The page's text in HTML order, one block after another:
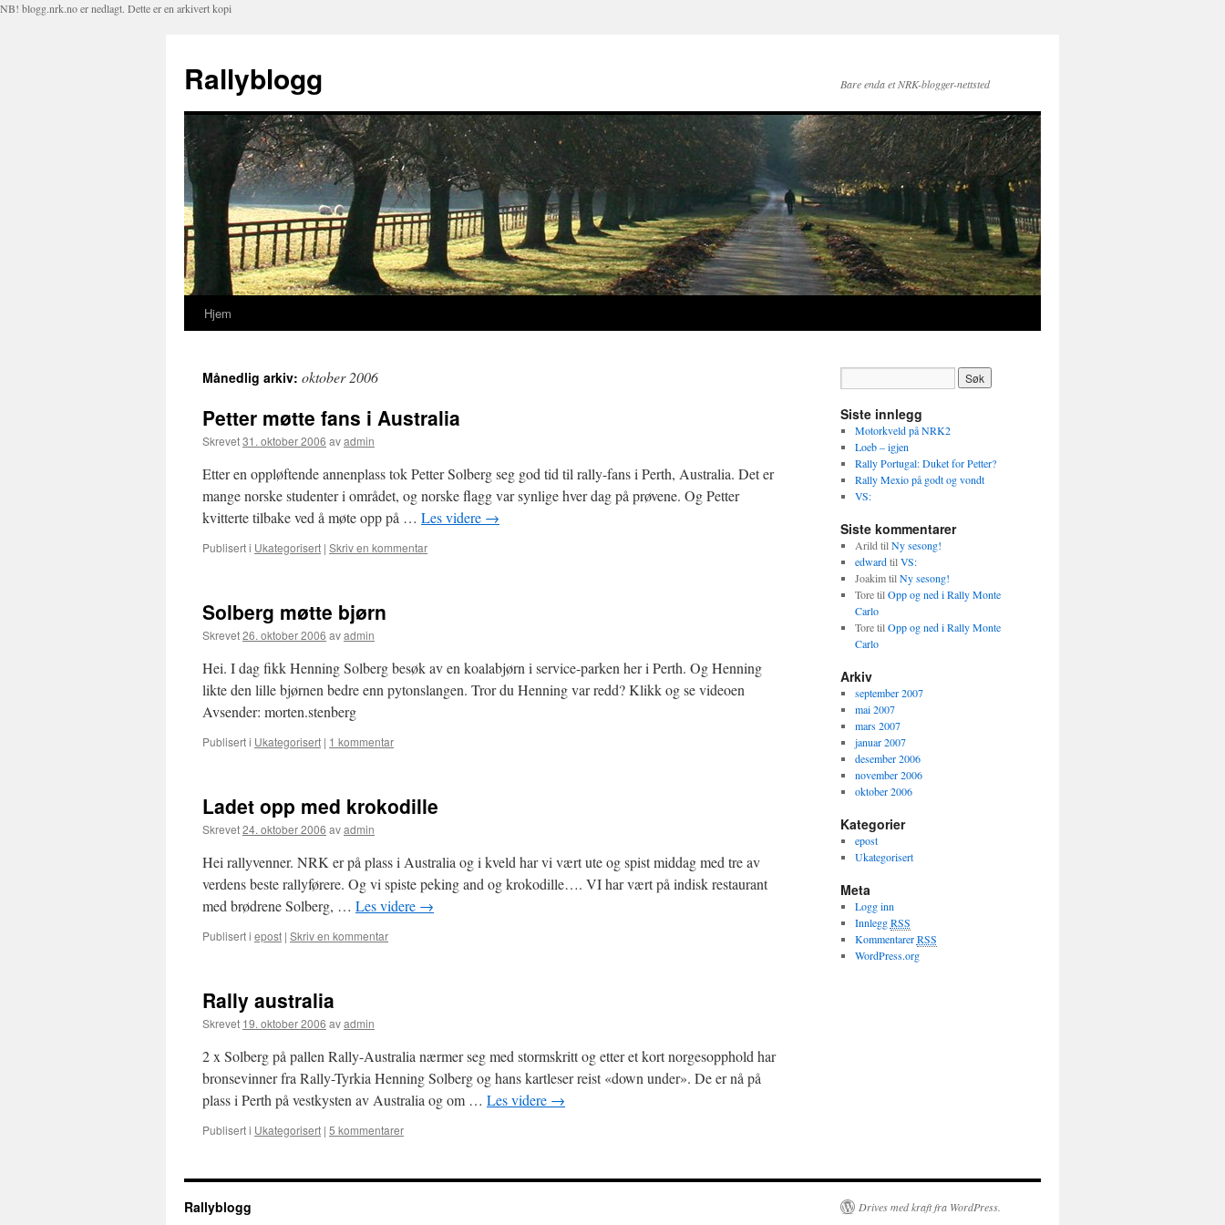
NB! blogg.nrk.no er nedlagt. Dette er en arkivert kopi
Rallyblogg Bare enda et NRK-blogger-nettsted
Hopp
innhold
Hjem
Månedlig arkiv: oktober 2006
Petter møtte fans i Australia
Skrevet31. oktober 2006 avadmin
Etter en oppløftende annenplass tok Petter Solberg seg god tid til rally-fans i Perth, Australia. Det er
mange norske studenter i området, og norske flagg var synlige hver dag på prøvene. Og Petter
kvitterte tilbake ved å møte opp på … Les videre →
Publisert i Ukategorisert | Skriv en kommentar
Solberg møtte bjørn
Skrevet26. oktober 2006 avadmin
Hei. I dag fikk Henning Solberg besøk av en koalabjørn i service-parken her i Perth. Og Henning
likte den lille bjørnen bedre enn pytonslangen. Tror du Henning var redd? Klikk og se videoen
Avsender: morten.stenberg
Publisert i Ukategorisert | 1 kommentar
Ladet opp med krokodille
Skrevet24. oktober 2006 avadmin
Hei rallyvenner. NRK er på plass i Australia og i kveld har vi vært ute og spist middag med tre av
verdens beste rallyførere. Og vi spiste peking and og krokodille…. VI har vært på indisk restaurant
med brødrene Solberg, … Les videre →
Publisert i epost | Skriv en kommentar
Rally australia
Skrevet 19. oktober 2006 avadmin
2 x Solberg på pallen Rally-Australia nærmer seg med stormskritt og etter et kort norgesopphold har
bronsevinner fra Rally-Tyrkia Henning Solberg og hans kartleser reist «down under». De er nå på
plass i Perth på vestkysten av Australia og om … Les videre →
Publisert i Ukategorisert | 5 kommentarer
Siste innlegg
Motorkveld på NRK2
Loeb – igjen
Rally Portugal: Duket for Petter?
Rally Mexio på godt og vondt
VS:
Siste kommentarer
Arild tilNy sesong!
edwardtilVS:
JoakimtilNy sesong!
ToretilOpp og ned i Rally Monte
Carlo
ToretilOpp og ned i Rally Monte
Carlo
Arkiv
september 2007
mai 2007
mars 2007
januar 2007
desember 2006
november 2006
oktober 2006
Kategorier
epost
Ukategorisert
Meta
Logg inn
InnleggRSS
KommentarerRSS
WordPress.org
Rallyblogg Drives med kraft fra WordPress.